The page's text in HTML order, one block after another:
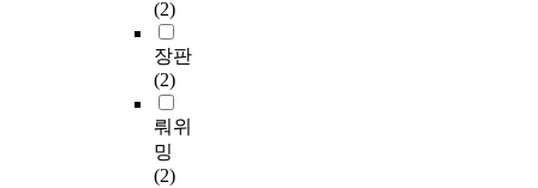
(2)
장판
(2)
뤄위
밍
(2)